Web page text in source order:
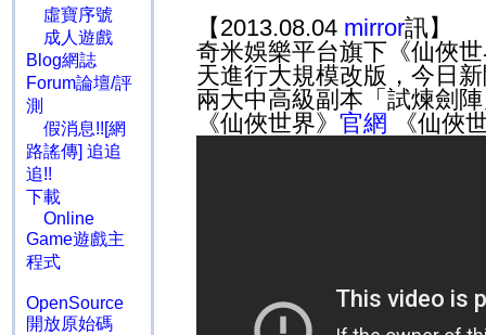
虛寶序號
成人遊戲
Blog網誌
Forum論壇/評
測
假消息!![網
路謠傳] 追追
追!!
下載
Online
Game遊戲主
程式
OpenSource
開放原始碼
【2013.08.04 mirror訊】
奇米娛樂平台旗下《仙俠
天進行大規模改版，今日
兩大中高級副本「試煉劍
《仙俠世界》 官網 《仙俠